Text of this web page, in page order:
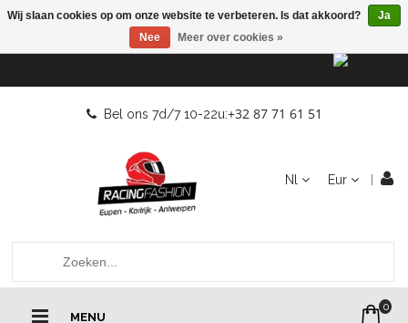
Bel ons 7d/7 10-22u:+32 87 71 61 51
Nl Eur
MENU
0
Wij slaan cookies op om onze website te verbeteren. Is dat akkoord?
Ja
Nee
Meer over cookies »